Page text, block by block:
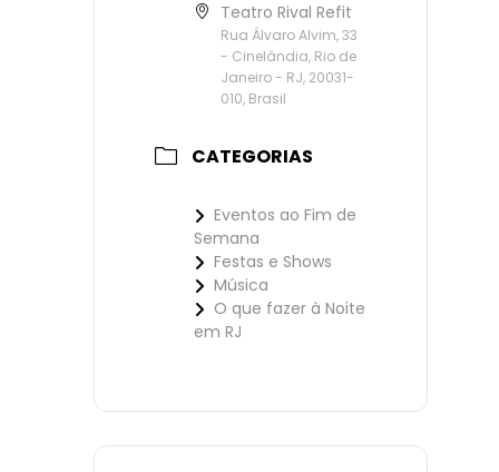
Teatro Rival Refit
Rua Álvaro Alvim, 33
- Cinelândia, Rio de
Janeiro - RJ, 20031-
010, Brasil
CATEGORIAS
Eventos ao Fim de
Semana
Festas e Shows
Música
O que fazer à Noite
em RJ